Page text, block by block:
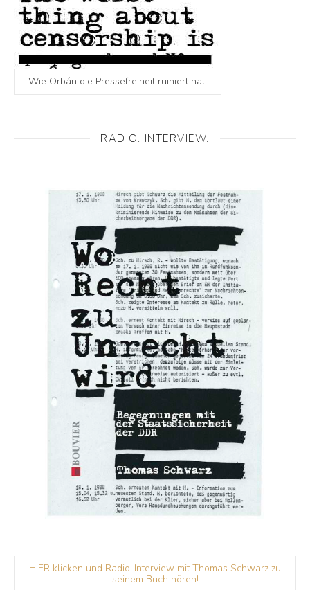
Wie Orbán die Pressefreiheit ruiniert hat.
RADIO. INTERVIEW.
HIER klicken und Radio-Interview mit Thomas Schwarz zu
seinem Buch hören!